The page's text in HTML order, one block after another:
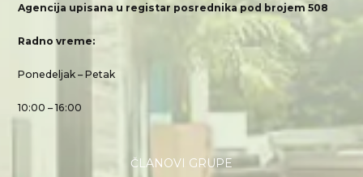
Agencija upisana u registar posrednika pod brojem 508
Radno vreme:
Ponedeljak – Petak
10:00 – 16:00
ČLANOVI GRUPE